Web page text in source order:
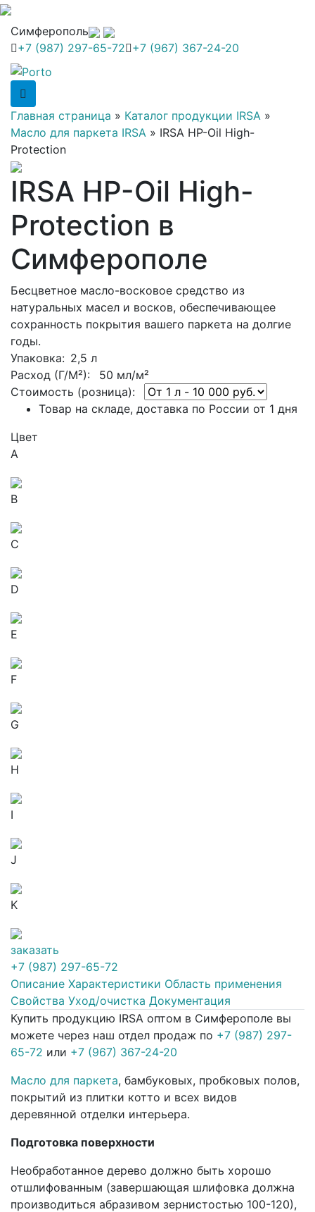
Симферополь
+7 (987) 297-65-72 +7 (967) 367-24-20
Главная страница » Каталог продукции IRSA »
Масло для паркета IRSA » IRSA HP-Oil High-
Protection
IRSA HP-Oil High-
Protection в
Симферополе
Бесцветное масло-восковое средство из
натуральных масел и восков, обеспечивающее
сохранность покрытия вашего паркета на долгие
годы.
Упаковка: 2,5 л
Расход (Г/М²): 50 мл/м²
Стоимость (розница):
Товар на складе, доставка по России от 1 дня
Цвет
A
B
C
D
E
F
G
H
I
J
K
заказать
+7 (987) 297-65-72
Описание Характеристики Область применения
Свойства Уход/очистка Документация
Купить продукцию IRSA оптом в Симферополе вы
можете через наш отдел продаж по +7 (987) 297-
65-72 или +7 (967) 367-24-20
Масло для паркета, бамбуковых, пробковых полов,
покрытий из плитки котто и всех видов
деревянной отделки интерьера.
Подготовка поверхности
Необработанное дерево должно быть хорошо
отшлифованным (завершающая шлифовка должна
производиться абразивом зернистостью 100-120),